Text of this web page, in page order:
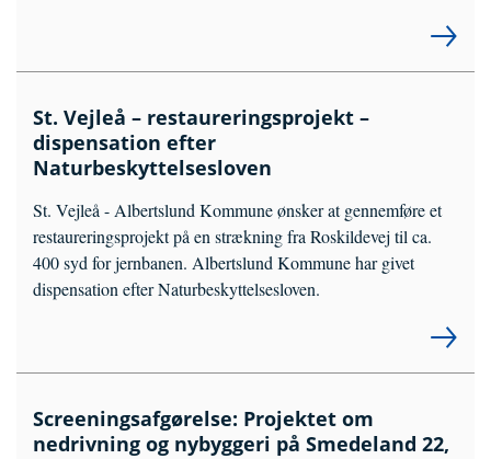
St. Vejleå – restaureringsprojekt –
dispensation efter
Naturbeskyttelsesloven
St. Vejleå - Albertslund Kommune ønsker at gennemføre et
restaureringsprojekt på en strækning fra Roskildevej til ca.
400 syd for jernbanen. Albertslund Kommune har givet
dispensation efter Naturbeskyttelsesloven.
Screeningsafgørelse: Projektet om
nedrivning og nybyggeri på Smedeland 22,